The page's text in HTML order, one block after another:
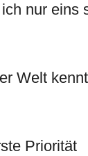
nur eins
Welt
Priorität